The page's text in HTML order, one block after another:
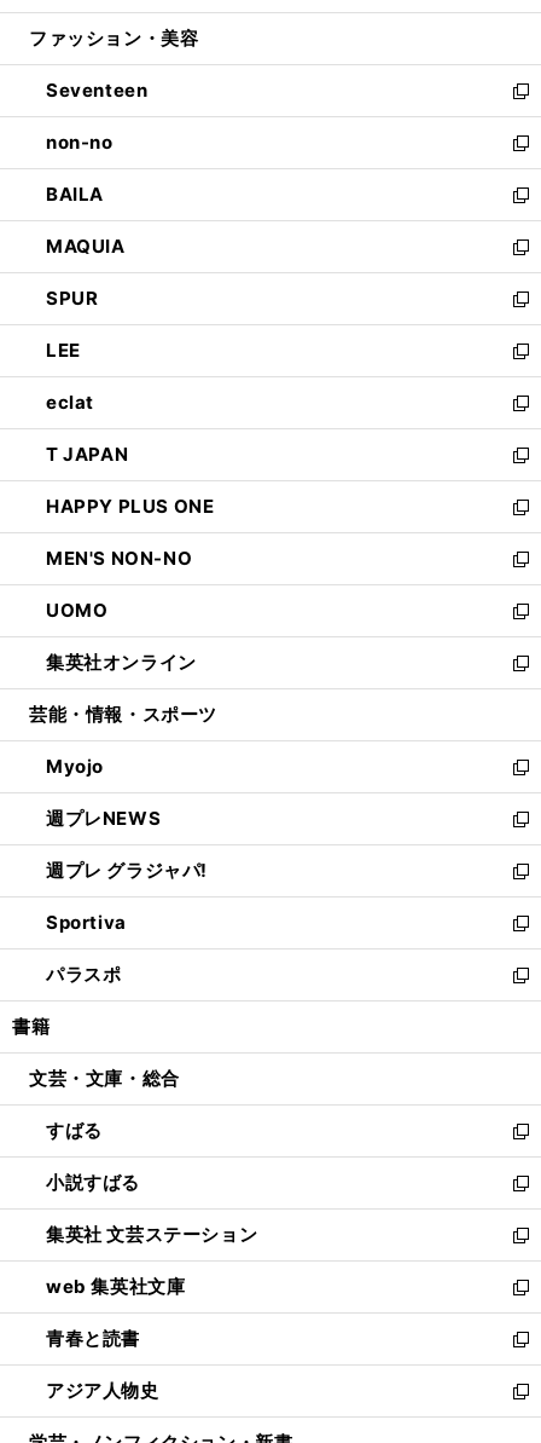
開
ウ
開
く
ン
ウ
で
開
く
ウ
ン
ド
ウ
で
開
く
ファッション・美容
Seventeen
新
し
い
ウ
ィ
ン
ド
ウ
で
開
く
non-no
新
し
い
ウ
ィ
ン
ド
ウ
で
開
く
BAILA
新
し
い
ウ
ィ
ン
ド
ウ
で
開
く
MAQUIA
新
し
い
ウ
ィ
ン
ド
ウ
で
開
く
SPUR
新
し
い
ウ
ィ
ン
ド
ウ
で
開
く
LEE
新
し
い
ウ
ィ
ン
ド
ウ
で
開
く
eclat
新
し
い
ウ
ィ
ン
ド
ウ
で
開
く
T JAPAN
新
し
い
ウ
ィ
ン
ド
ウ
で
開
HAPPY PLUS ONE
新
し
い
ウ
ィ
ン
ド
ウ
開
く
MEN'S NON-NO
新
し
い
ウ
ィ
ン
ウ
で
開
く
UOMO
新
し
い
ウ
ン
ド
ウ
で
開
く
集英社オンライン
新
し
ウ
ィ
ン
ド
ウ
で
開
く
芸能・情報・スポーツ
Myojo
新
し
い
ウ
ィ
ン
ド
ウ
で
開
週プレNEWS
新
し
い
ウ
ィ
ン
ド
ウ
開
週プレ グラジャパ!
新
し
い
ウ
ィ
ン
ウ
開
く
Sportiva
新
し
い
ウ
ン
ウ
で
開
く
パラスポ
新
し
ウ
ン
ド
ウ
で
開
く
書籍
文芸・文庫・総合
すばる
新
し
い
ウ
ィ
ン
ド
ウ
で
開
く
小説すばる
新
し
い
ウ
ィ
ン
ド
ウ
で
開
集英社 文芸ステーション
新
し
い
ウ
ィ
ン
ド
ウ
web 集英社文庫
新
し
い
ウ
ィ
ン
青春と読書
新
し
い
ウ
アジア人物史
新
し